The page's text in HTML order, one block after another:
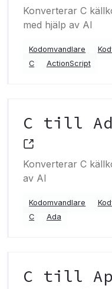
Konverterar C
med hjälp av AI
Kodomvandlare
C
ActionScript
C till
Konverterar C
av AI
Kodomvandlare
C
Ada
C till